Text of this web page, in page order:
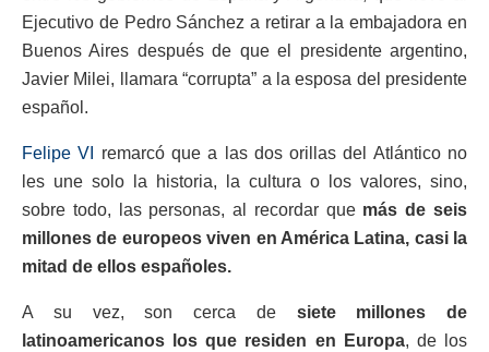
Ejecutivo de Pedro Sánchez a retirar a la embajadora en
Buenos Aires después de que el presidente argentino,
Javier Milei, llamara “corrupta” a la esposa del presidente
español.
Felipe VI
remarcó que a las dos orillas del Atlántico no
les une solo la historia, la cultura o los valores, sino,
sobre todo, las personas, al recordar que más de seis
millones de europeos viven en América Latina, casi la
mitad de ellos españoles.
A su vez, son cerca de siete millones de
latinoamericanos los que residen en Europa, de los